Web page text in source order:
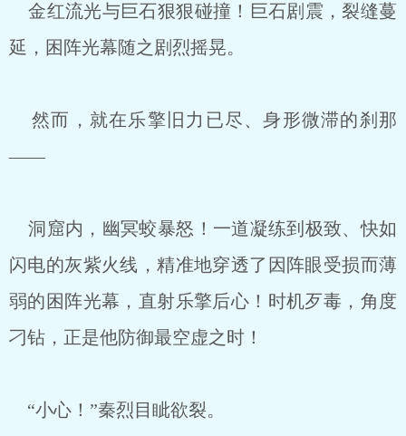
金红流光与巨石狠狠碰撞！巨石剧震，裂缝蔓
延，困阵光幕随之剧烈摇晃。
然而，就在乐擎旧力已尽、身形微滞的刹那
——
洞窟内，幽冥蛟暴怒！一道凝练到极致、快如
闪电的灰紫火线，精准地穿透了因阵眼受损而薄
弱的困阵光幕，直射乐擎后心！时机歹毒，角度
刁钻，正是他防御最空虚之时！
“小心！”秦烈目眦欲裂。